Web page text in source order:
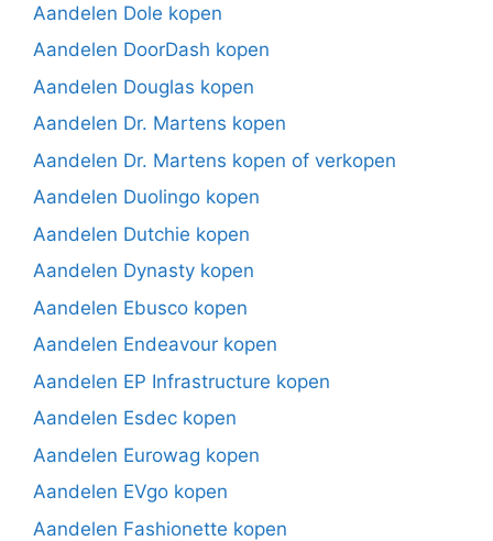
Aandelen Dole kopen
Aandelen DoorDash kopen
Aandelen Douglas kopen
Aandelen Dr. Martens kopen
Aandelen Dr. Martens kopen of verkopen
Aandelen Duolingo kopen
Aandelen Dutchie kopen
Aandelen Dynasty kopen
Aandelen Ebusco kopen
Aandelen Endeavour kopen
Aandelen EP Infrastructure kopen
Aandelen Esdec kopen
Aandelen Eurowag kopen
Aandelen EVgo kopen
Aandelen Fashionette kopen